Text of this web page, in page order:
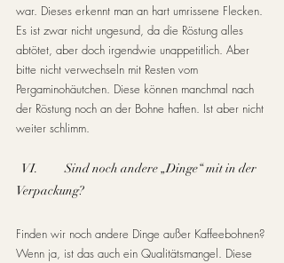
war. Dieses erkennt man an hart umrissene Flecken.
Es ist zwar nicht ungesund, da die Röstung alles
abtötet, aber doch irgendwie unappetitlich. Aber
bitte nicht verwechseln mit Resten vom
Pergaminohäutchen. Diese können manchmal nach
der Röstung noch an der Bohne haften. Ist aber nicht
weiter schlimm.
VI.          Sind noch andere „Dinge“ mit in der
Verpackung?
Finden wir noch andere Dinge außer Kaffeebohnen?
Wenn ja, ist das auch ein Qualitätsmangel. Diese